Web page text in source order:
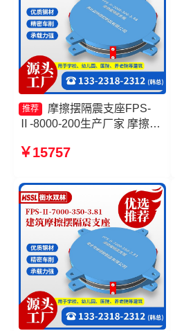
推荐
摩擦摆隔震支座FPS-
Ⅱ-8000-200生产厂家 摩擦摆
4.11源头工厂 摩擦摆隔震支座
家 摩擦摆建筑隔震支座厂家
￥15757